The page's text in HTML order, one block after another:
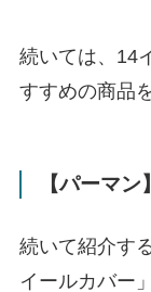
続いては、14
すすめの商品
【パーマ
続いて紹介す
イールカバー